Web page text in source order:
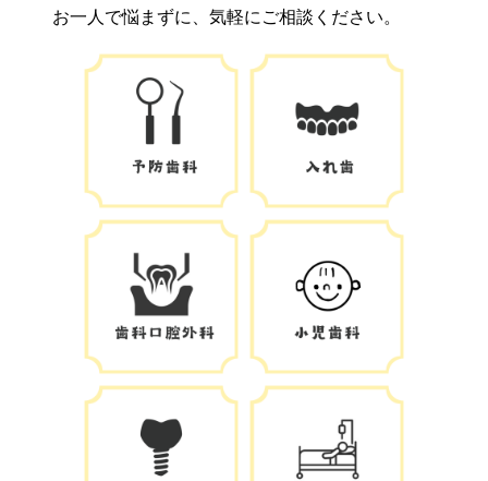
お一人で悩まずに、気軽にご相談ください。